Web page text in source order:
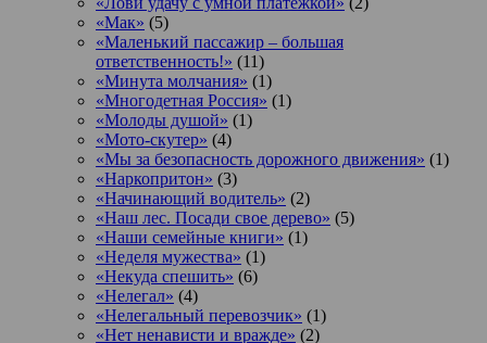
«Мак» (5)
«Маленький пассажир – большая
ответственность!» (11)
«Минута молчания» (1)
«Многодетная Россия» (1)
«Молоды душой» (1)
«Мото-скутер» (4)
«Мы за безопасность дорожного движения» (1)
«Наркопритон» (3)
«Начинающий водитель» (2)
«Наш лес. Посади свое дерево» (5)
«Наши семейные книги» (1)
«Неделя мужества» (1)
«Некуда спешить» (6)
«Нелегал» (4)
«Нелегальный перевозчик» (1)
«Нет ненависти и вражде» (2)